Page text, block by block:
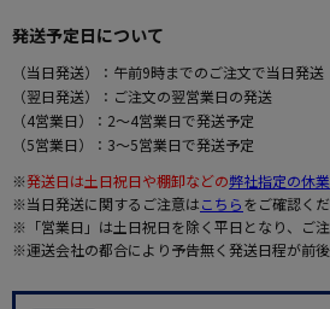
発送予定日について
（当日発送）：午前9時までのご注文で当日発送
（翌日発送）：ご注文の翌営業日の発送
（4営業日）：2～4営業日で発送予定
（5営業日）：3～5営業日で発送予定
※発送日は土日祝日や棚卸などの弊社指定の休
※当日発送に関するご注意はこちらをご確認くだ
※「営業日」は土日祝日を除く平日となり、ご注
※運送会社の都合により予告無く発送日程が前後